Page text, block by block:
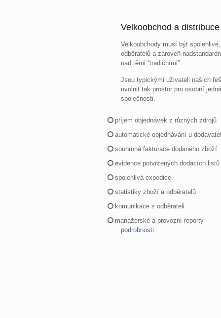
Velkoobchod a distribuce
Velkoobchody musí být
odběratelů a zároveň
nad těmi “tradičními”.
Jsou typickými uživateli našich
uvolnit tak prostor pro osobní
společnosti.
příjem objednávek z různých zdrojů
automatické objednávání u
souhrnná fakturace dodaného zboží
evidence potvrzených dodacích listů
spolehlivá expedice
statistiky zboží a odběratelů
komunikace s odběrateli
manažerské a provozní reporty
podrobnosti